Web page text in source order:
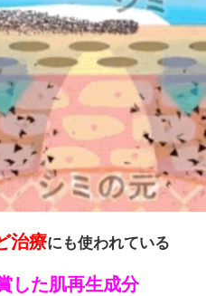
治療にも使われている
した肌再生成分